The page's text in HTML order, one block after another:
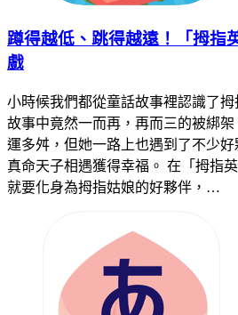
蹲得越低、跳得越遠！「拇指
戲
小時候我們都從童話故事裡認識了
故事中竟然一而再，再而三的被綁
運多舛，但她一路上也遇到了不少
真命天子相遇獲得幸福。 在「拇指
就要化身為拇指姑娘的好夥伴，…